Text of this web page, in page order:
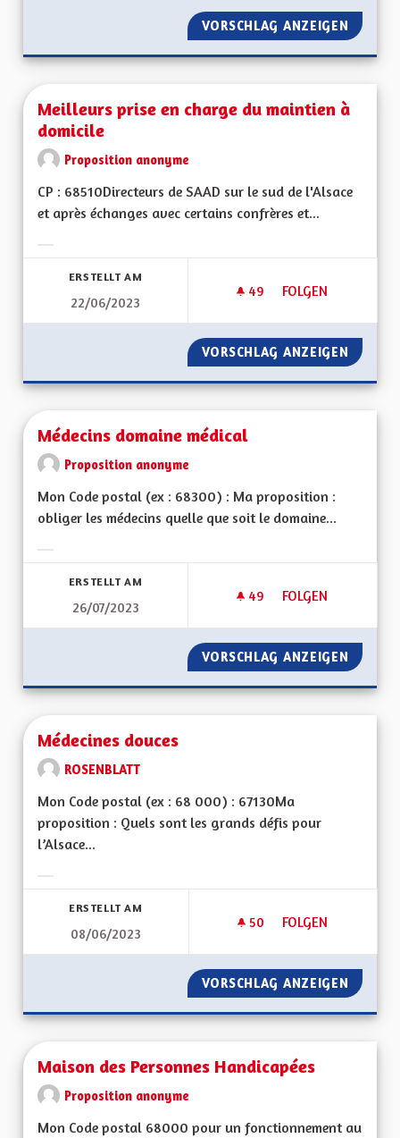
VORSCHLAG ANZEIGEN
Meilleurs prise en charge du maintien à
domicile
Proposition anonyme
CP : 68510Directeurs de SAAD sur le sud de l'Alsace
et après échanges avec certains confrères et...
ERSTELLT AM
22/06/2023
49 49 FOLLOWER
FOLGEN
MEILLEURS PRISE
VORSCHLAG ANZEIGEN
Médecins domaine médical
Proposition anonyme
Mon Code postal (ex : 68300) : Ma proposition :
obliger les médecins quelle que soit le domaine...
ERSTELLT AM
26/07/2023
49 49 FOLLOWER
FOLGEN
MÉDECINS
VORSCHLAG ANZEIGEN
Médecines douces
ROSENBLATT
Mon Code postal (ex : 68 000) : 67130Ma
proposition : Quels sont les grands défis pour
l’Alsace...
ERSTELLT AM
08/06/2023
50 50 FOLLOWER
FOLGEN
MÉDECINES
VORSCHLAG ANZEIGEN
Maison des Personnes Handicapées
Proposition anonyme
Mon Code postal 68000 pour un fonctionnement au